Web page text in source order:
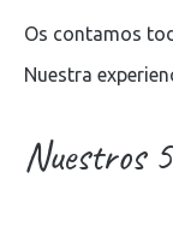
Os contamos
Nuestra
Nuestros